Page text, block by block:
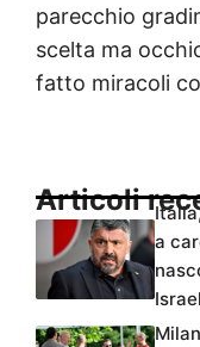
parecchio
scelta ma
fatto miracoli
Articoli
a